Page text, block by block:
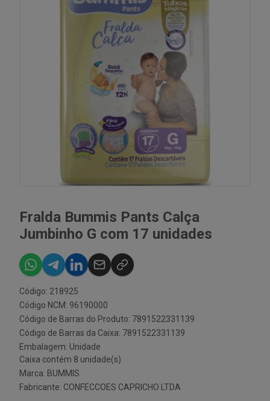
Fralda Bummis Pants Calça
Jumbinho G com 17 unidades
Código: 218925
Código NCM: 96190000
Código de Barras do Produto: 7891522331139
Código de Barras da Caixa: 7891522331139
Embalagem: Unidade
Caixa contém 8 unidade(s)
Marca: BUMMIS
Fabricante: CONFECCOES CAPRICHO LTDA